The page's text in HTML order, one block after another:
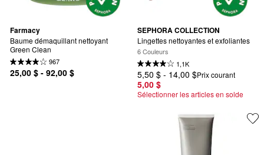
Farmacy
Baume démaquillant nettoyant
Green Clean
967
25,00 $ - 92,00 $
SEPHORA COLLECTION
Lingettes nettoyantes et exfoliantes
6 Couleurs
1,1K
5,50 $ - 14,00 $Prix courant
5,00 $
Sélectionner les articles en solde